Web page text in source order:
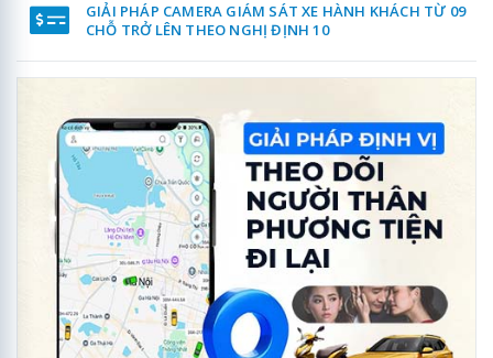
GIẢI PHÁP CAMERA GIÁM SÁT XE HÀNH KHÁCH TỪ 09
CHỖ TRỞ LÊN THEO NGHỊ ĐỊNH 10